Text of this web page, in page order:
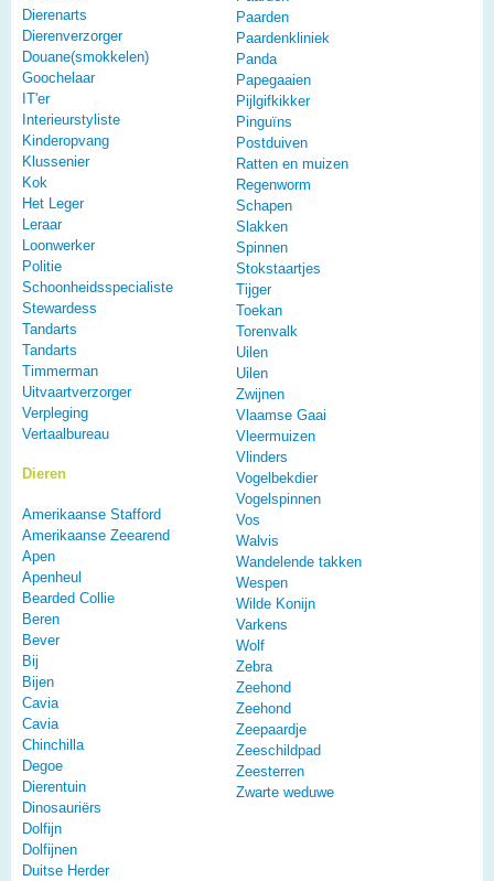
Dierenarts
Dierenverzorger
Douane(smokkelen)
Goochelaar
IT'er
Interieurstyliste
Kinderopvang
Klussenier
Kok
Het Leger
Leraar
Loonwerker
Politie
Schoonheidsspecialiste
Stewardess
Tandarts
Tandarts
Timmerman
Uitvaartverzorger
Verpleging
Vertaalbureau
Dieren
Amerikaanse Stafford
Amerikaanse Zeearend
Apen
Apenheul
Bearded Collie
Beren
Bever
Bij
Bijen
Cavia
Cavia
Chinchilla
Degoe
Dierentuin
Dinosauriërs
Dolfijn
Dolfijnen
Duitse Herder
Paarden
Paardenkliniek
Panda
Papegaaien
Pijlgifkikker
Pinguïns
Postduiven
Ratten en muizen
Regenworm
Schapen
Slakken
Spinnen
Stokstaartjes
Tijger
Toekan
Torenvalk
Uilen
Uilen
Zwijnen
Vlaamse Gaai
Vleermuizen
Vlinders
Vogelbekdier
Vogelspinnen
Vos
Walvis
Wandelende takken
Wespen
Wilde Konijn
Varkens
Wolf
Zebra
Zeehond
Zeehond
Zeepaardje
Zeeschildpad
Zeesterren
Zwarte weduwe